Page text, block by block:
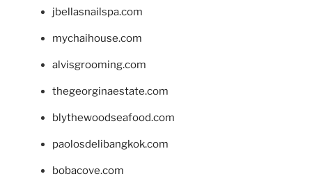
jbellasnailspa.com
mychaihouse.com
alvisgrooming.com
thegeorginaestate.com
blythewoodseafood.com
paolosdelibangkok.com
bobacove.com